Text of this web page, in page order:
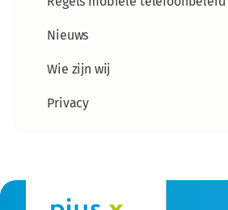
Nieuws
Wie zijn wij
Privacy